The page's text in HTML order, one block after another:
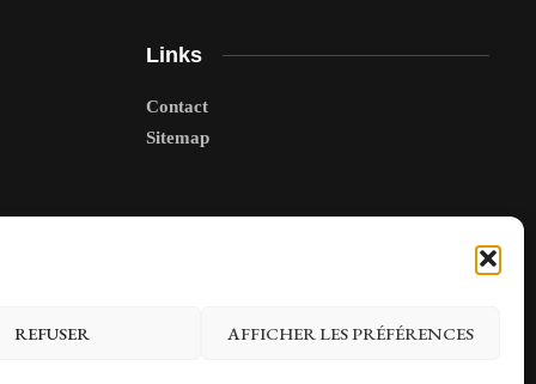
REFUSER AFFICHER LES PRÉFÉRENCES
Links
Contact
Sitemap